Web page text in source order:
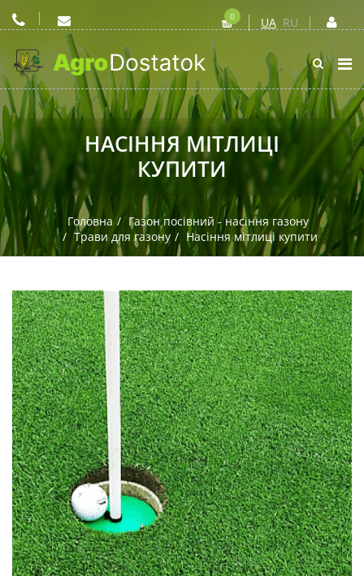
UA RU
0
НАСІННЯ МІТЛИЦІ
КУПИТИ
Головна
Газон посівний - насіння газону
Трави для газону
Насіння мітлиці купити